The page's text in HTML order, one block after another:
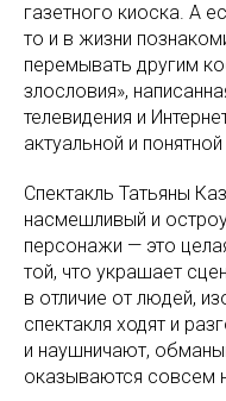
газетного киоска. А
то и в жизни
перемывать другим
злословия»,
телевидения и
актуальной и
Спектакль Татьяны
насмешливый и
персонажи — это
той, что украшает
в отличие от людей,
спектакля ходят и
и наушничают,
оказываются совсем